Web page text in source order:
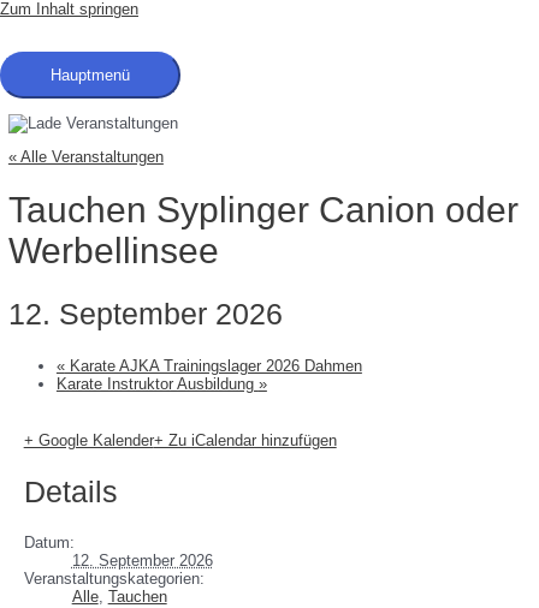
Zum Inhalt springen
Hauptmenü
« Alle Veranstaltungen
Tauchen Syplinger Canion oder
Werbellinsee
12. September 2026
«Karate AJKA Trainingslager 2026 Dahmen
Karate Instruktor Ausbildung »
+ Google Kalender+ Zu iCalendar hinzufügen
Details
Datum:
12. September 2026
Veranstaltungskategorien:
Alle, Tauchen